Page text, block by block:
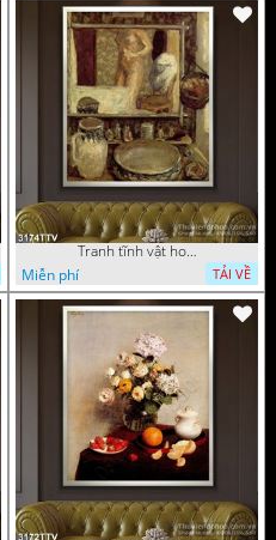
Tranh tĩnh vật hoa quả sơn dầu nghệ thuật
Miễn phí
TẢI VỀ